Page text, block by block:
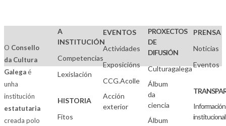
O Consello
da Cultura
Galegaé
unha
institución
estatutaria
creada polo
A
INSTITUCIÓN
Competencias
Lexislación
HISTORIA
Fitos
EVENTOS
Actividades
Exposicións
CCG.Acolle
Acción
exterior
PROXECTOS
DE
DIFUSIÓN
Culturagalega
Álbum
da
ciencia
Álbum
PRENSA
Noticias
Eventos
Información
institucional